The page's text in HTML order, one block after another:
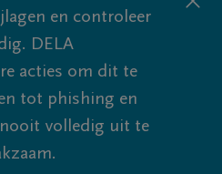
en controleer
DELA
acties om dit te
tot phishing en
volledig uit te